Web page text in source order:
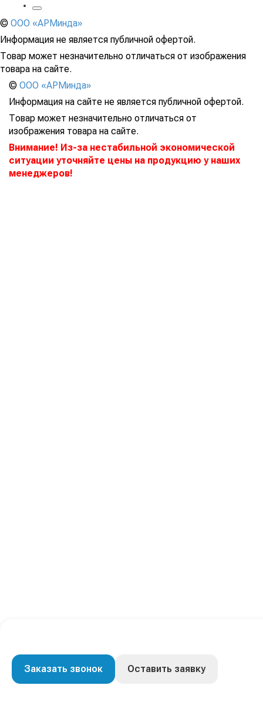
Заказать звонок Оставить заявку
© ООО «АРМинда»
Информация не является публичной офертой.
Товар может незначительно отличаться от изображения
товара на сайте.
© ООО «АРМинда»
Информация на сайте не является публичной офертой.
Товар может незначительно отличаться от
изображения товара на сайте.
Внимание! Из-за нестабильной экономической
ситуации уточняйте цены на продукцию у наших
менеджеров!